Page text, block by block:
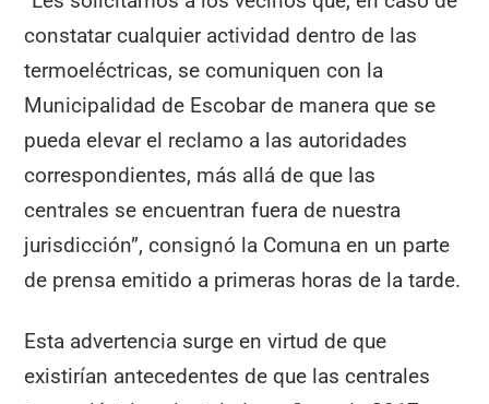
constatar cualquier actividad dentro de las
termoeléctricas, se comuniquen con la
Municipalidad de Escobar de manera que se
pueda elevar el reclamo a las autoridades
correspondientes, más allá de que las
centrales se encuentran fuera de nuestra
jurisdicción”, consignó la Comuna en un parte
de prensa emitido a primeras horas de la tarde.
Esta advertencia surge en virtud de que
existirían antecedentes de que las centrales